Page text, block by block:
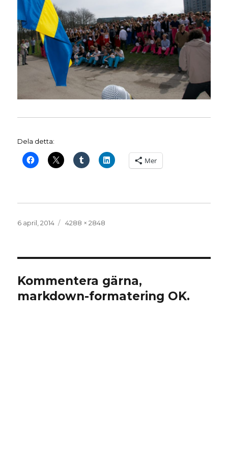
Dela detta:
Mer
Publicerat
6 april, 2014
Full
4288 × 2848
Kommentera gärna,
markdown-formatering OK.